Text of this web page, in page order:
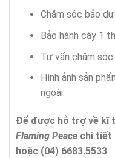
Chăm sóc bảo
Bảo hành cây 1
Tư vấn chăm
Hình ảnh sản
ngoài.
Để được hỗ trợ về kĩ
Flaming Peace chi tiết
hoặc (04) 6683.5533